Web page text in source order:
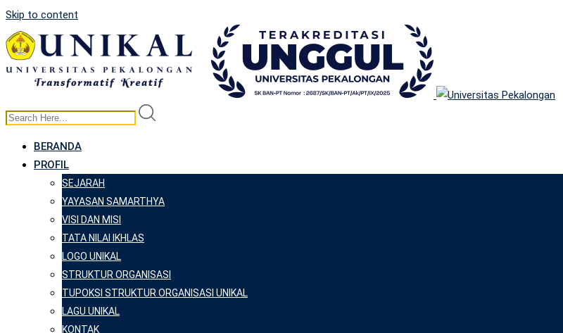
Skip to content
BERANDA
PROFIL
SEJARAH
YAYASAN SAMARTHYA
VISI DAN MISI
TATA NILAI IKHLAS
LOGO UNIKAL
STRUKTUR ORGANISASI
TUPOKSI STRUKTUR ORGANISASI UNIKAL
LAGU UNIKAL
KONTAK